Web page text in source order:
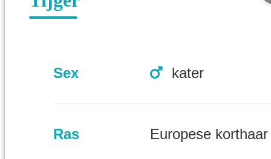
Sex kater
Ras Europese korthaar